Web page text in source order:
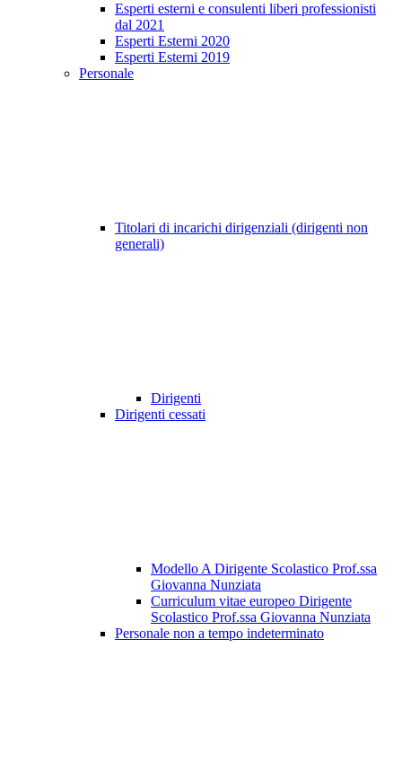
Esperti esterni e consulenti liberi professionisti
dal 2021
Esperti Esterni 2020
Esperti Esterni 2019
Personale
Titolari di incarichi dirigenziali (dirigenti non
generali)
Dirigenti
Dirigenti cessati
Modello A Dirigente Scolastico Prof.ssa
Giovanna Nunziata
Curriculum vitae europeo Dirigente
Scolastico Prof.ssa Giovanna Nunziata
Personale non a tempo indeterminato